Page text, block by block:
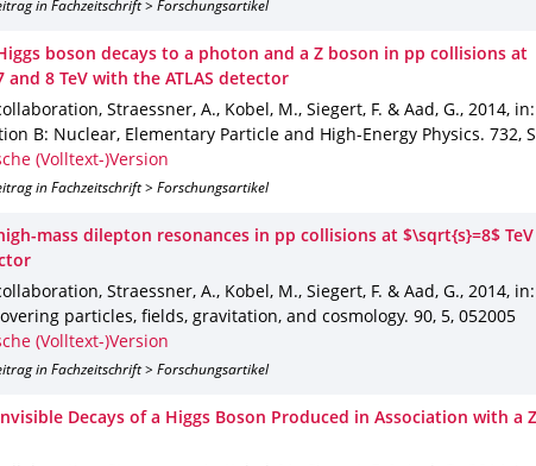
in Fachzeitschrift > Forschungsartikel
boson decays to a photon and a Z boson in pp collisions at
and 8 TeV with the ATLAS detector
collaboration, Straessner, A., Kobel, M., Siegert, F. & Aad, G., 2014,
B: Nuclear, Elementary Particle and High-Energy Physics. 732,
(Volltext-)Version
in Fachzeitschrift > Forschungsartikel
mass dilepton resonances in pp collisions at $\sqrt{s}=8$
collaboration, Straessner, A., Kobel, M., Siegert, F. & Aad, G., 2014, in:
particles, fields, gravitation, and cosmology. 90, 5, 052005
(Volltext-)Version
in Fachzeitschrift > Forschungsartikel
Decays of a Higgs Boson Produced in Association with a